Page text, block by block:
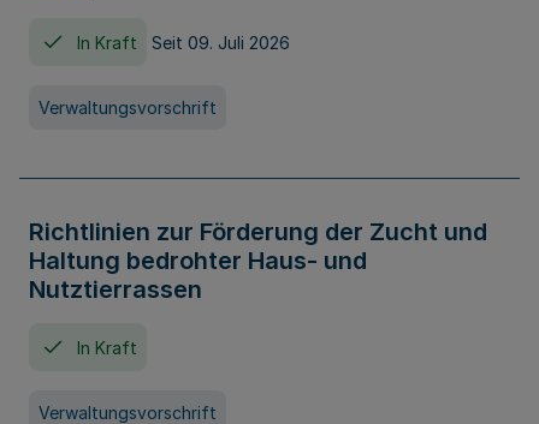
In Kraft Seit 09. Juli 2026
Verwaltungsvorschrift
Richtlinien zur Förderung der Zucht und
Haltung bedrohter Haus- und
Nutztierrassen
In Kraft
Verwaltungsvorschrift